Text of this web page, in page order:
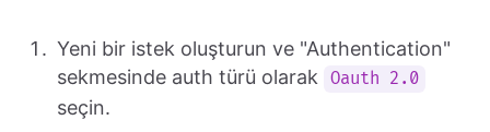
Yeni bir istek oluşturun ve "Authentication"
sekmesinde auth türü olarak
Oauth 2.0
seçin.